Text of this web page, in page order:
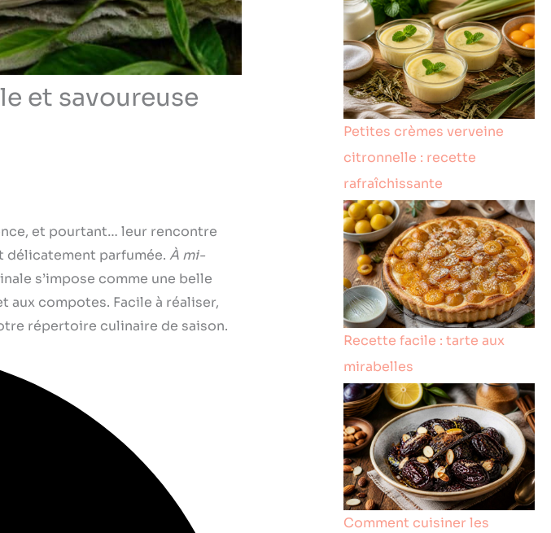
et savoureuse
et pourtant… leur rencontre
délicatement parfumée. À mi-
s’impose comme une belle
aux compotes. Facile à réaliser,
répertoire culinaire de saison.
Petites crèmes verveine
citronnelle : recette
rafraîchissante
Recette facile : tarte aux
mirabelles
Comment cuisiner les